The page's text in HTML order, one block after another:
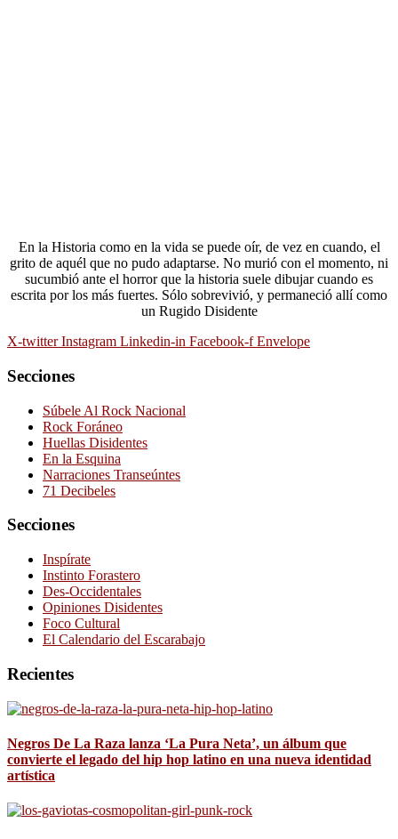
En la Historia como en la vida se puede oír, de vez en cuando, el
grito de aquél que no pudo adaptarse. No murió con el momento, ni
sucumbió ante el horror que la historia suele dibujar cuando es
escrita por los más fuertes. Sólo sobrevivió, y permaneció allí como
un Rugido Disidente
X-twitter Instagram Linkedin-in Facebook-f Envelope
Secciones
Súbele Al Rock Nacional
Rock Foráneo
Huellas Disidentes
En la Esquina
Narraciones Transeúntes
71 Decibeles
Secciones
Inspírate
Instinto Forastero
Des-Occidentales
Opiniones Disidentes
Foco Cultural
El Calendario del Escarabajo
Recientes
Negros De La Raza lanza ‘La Pura Neta’, un álbum que
convierte el legado del hip hop latino en una nueva identidad
artística